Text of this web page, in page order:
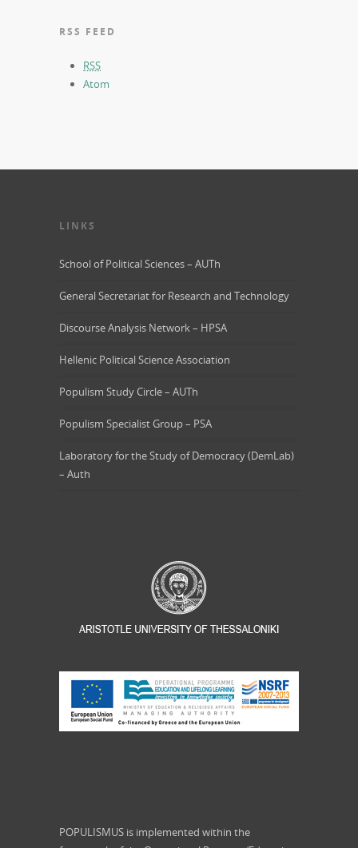
RSS FEED
RSS
Atom
LINKS
School of Political Sciences – AUTh
General Secretariat for Research and Technology
Discourse Analysis Network – HPSA
Hellenic Political Science Association
Populism Study Circle – AUTh
Populism Specialist Group – PSA
Laboratory for the Study of Democracy (DemLab)
– Auth
POPULISMUS is implemented within the